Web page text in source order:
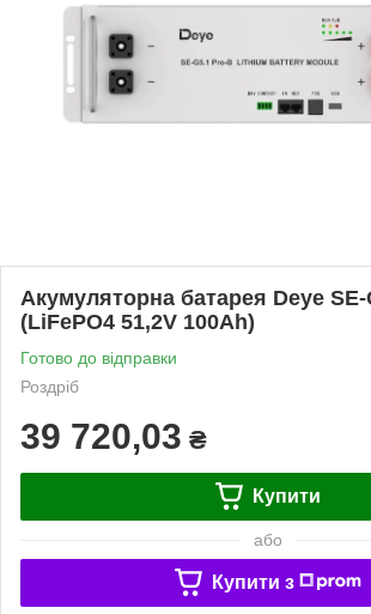
Акумуляторна батарея Deye
(LiFePO4 51,2V 100Ah)
Готово до відправки
Роздріб
39 720,03 ₴
Купити
або
Купити з